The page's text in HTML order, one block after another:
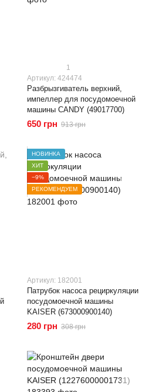
1
Артикул: 424474
Разбрызгиватель верхний,
импеллер для посудомоечной
машины CANDY (49017700)
650 грн 913 грн
НОВИНКА
ХИТ
−9%
РЕКОМЕНДУЕМ
Артикул: 182001
Патрубок насоса рециркуляции
посудомоечной машины
KAISER (673000900140)
280 грн 308 грн